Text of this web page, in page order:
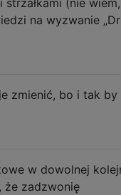
na wyzwanie
zmienić, bo i tak
w dowolnej
że zadzwonię